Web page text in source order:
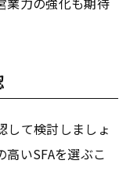
して検討しましょ
いSFAを選ぶこ